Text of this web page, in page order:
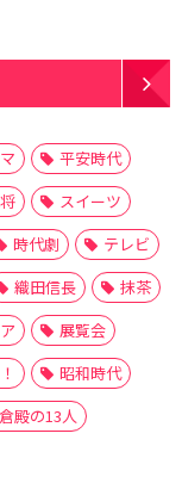
平安時代
スイーツ
時代劇
テレビ
織田信長
抹茶
展覧会
昭和時代
殿の13人